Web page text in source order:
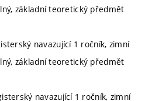
základní teoretický předmět
navazující 1 ročník, zimní
základní teoretický předmět
navazující 1 ročník, zimní